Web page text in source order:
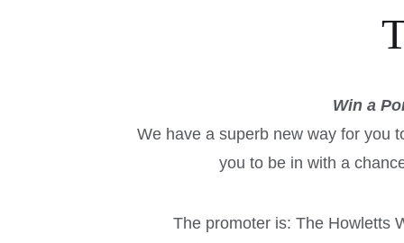
Win a
We have a superb new way for you
you to be in with a
The promoter is: The Howletts